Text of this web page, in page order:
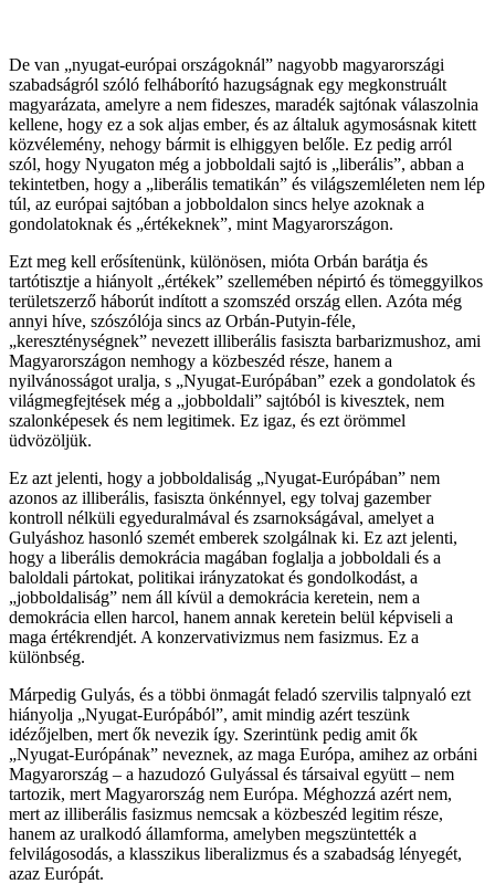
De van „nyugat-európai országoknál” nagyobb magyarországi
szabadságról szóló felháborító hazugságnak egy megkonstruált
magyarázata, amelyre a nem fideszes, maradék sajtónak válaszolnia
kellene, hogy ez a sok aljas ember, és az általuk agymosásnak kitett
közvélemény, nehogy bármit is elhiggyen belőle. Ez pedig arról
szól, hogy Nyugaton még a jobboldali sajtó is „liberális”, abban a
tekintetben, hogy a „liberális tematikán” és világszemléleten nem lép
túl, az európai sajtóban a jobboldalon sincs helye azoknak a
gondolatoknak és „értékeknek”, mint Magyarországon.
Ezt meg kell erősítenünk, különösen, mióta Orbán barátja és
tartótisztje a hiányolt „értékek” szellemében népirtó és tömeggyilkos
területszerző háborút indított a szomszéd ország ellen. Azóta még
annyi híve, szószólója sincs az Orbán-Putyin-féle,
„kereszténységnek” nevezett illiberális fasiszta barbarizmushoz, ami
Magyarországon nemhogy a közbeszéd része, hanem a
nyilvánosságot uralja, s „Nyugat-Európában” ezek a gondolatok és
világmegfejtések még a „jobboldali” sajtóból is kivesztek, nem
szalonképesek és nem legitimek. Ez igaz, és ezt örömmel
üdvözöljük.
Ez azt jelenti, hogy a jobboldaliság „Nyugat-Európában” nem
azonos az illiberális, fasiszta önkénnyel, egy tolvaj gazember
kontroll nélküli egyeduralmával és zsarnokságával, amelyet a
Gulyáshoz hasonló szemét emberek szolgálnak ki. Ez azt jelenti,
hogy a liberális demokrácia magában foglalja a jobboldali és a
baloldali pártokat, politikai irányzatokat és gondolkodást, a
„jobboldaliság” nem áll kívül a demokrácia keretein, nem a
demokrácia ellen harcol, hanem annak keretein belül képviseli a
maga értékrendjét. A konzervativizmus nem fasizmus. Ez a
különbség.
Márpedig Gulyás, és a többi önmagát feladó szervilis talpnyaló ezt
hiányolja „Nyugat-Európából”, amit mindig azért teszünk
idézőjelben, mert ők nevezik így. Szerintünk pedig amit ők
„Nyugat-Európának” neveznek, az maga Európa, amihez az orbáni
Magyarország – a hazudozó Gulyással és társaival együtt – nem
tartozik, mert Magyarország nem Európa. Méghozzá azért nem,
mert az illiberális fasizmus nemcsak a közbeszéd legitim része,
hanem az uralkodó államforma, amelyben megszüntették a
felvilágosodás, a klasszikus liberalizmus és a szabadság lényegét,
azaz Európát.